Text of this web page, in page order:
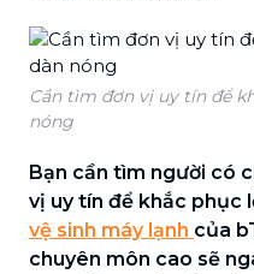
Cần tìm đơn vị uy tín để
nóng
Bạn cần tìm người có
vị uy tín để khắc phục
vệ sinh máy lạnh của
chuyên môn cao sẽ